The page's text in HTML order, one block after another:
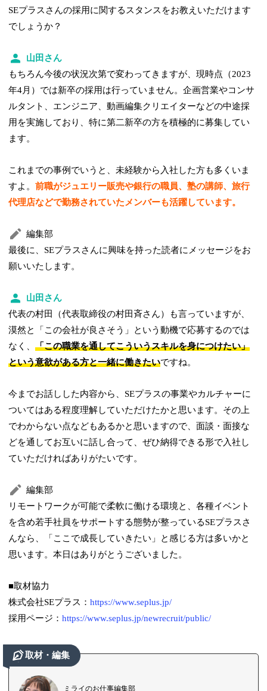
SEプラスさんの採用に関するスタンスをお教えいただけます
でしょうか？
山田さん
もちろん今後の状況次第で変わってきますが、現時点（2023
年4月）では新卒の採用は行っていません。企画営業やコンサ
ルタント、エンジニア、動画編集クリエイターなどの中途採
用を実施しており、特に第二新卒の方を積極的に募集してい
ます。
これまでの事例でいうと、未経験から入社した方も多くいま
すよ。前職がジュエリー販売や銀行の職員、塾の講師、旅行
代理店などで勤務されていたメンバーも活躍しています。
編集部
最後に、SEプラスさんに興味を持った読者にメッセージをお
願いいたします。
山田さん
代表の村田（代表取締役の村田斉さん）も言っていますが、
漠然と「この会社が良さそう」という動機で応募するのでは
なく、「この職業を通してこういうスキルを身につけたい」
という意欲がある方と一緒に働きたいですね。
今までお話しした内容から、SEプラスの事業やカルチャーに
ついてはある程度理解していただけたかと思います。その上
でわからない点などもあるかと思いますので、面談・面接な
どを通してお互いに話し合って、ぜひ納得できる形で入社し
ていただければありがたいです。
編集部
リモートワークが可能で柔軟に働ける環境と、各種イベント
を含め若手社員をサポートする態勢が整っているSEプラスさ
んなら、「ここで成長していきたい」と感じる方は多いかと
思います。本日はありがとうございました。
■取材協力
株式会社SEプラス：https://www.seplus.jp/
採用ページ：https://www.seplus.jp/newrecruit/public/
取材・編集
ミライのお仕事編集部